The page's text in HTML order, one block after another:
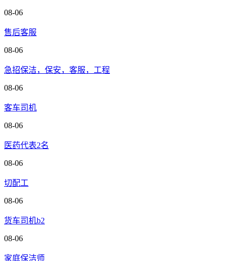
08-06
售后客服
08-06
急招保洁，保安，客服，工程
08-06
客车司机
08-06
医药代表2名
08-06
切配工
08-06
货车司机b2
08-06
家庭保洁师